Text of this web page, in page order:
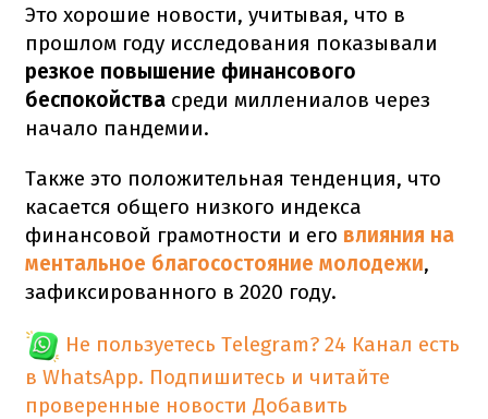
Это хорошие новости, учитывая, что в
прошлом году исследования показывали
резкое повышение финансового
беспокойства среди миллениалов через
начало пандемии.
Также это положительная тенденция, что
касается общего низкого индекса
финансовой грамотности и его влияния на
ментальное благосостояние молодежи,
зафиксированного в 2020 году.
Не пользуетесь Telegram? 24 Канал есть
в WhatsApp. Подпишитесь и читайте
проверенные новости Добавить